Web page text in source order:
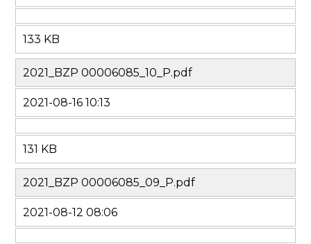
133 KB
2021_BZP 00006085_10_P.pdf
2021-08-16 10:13
131 KB
2021_BZP 00006085_09_P.pdf
2021-08-12 08:06